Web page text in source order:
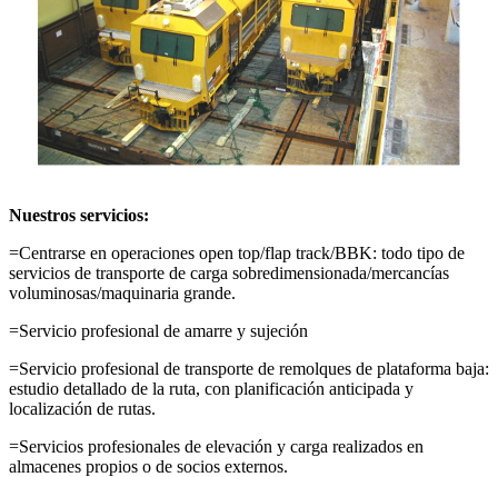
Nuestros servicios:
=Centrarse en operaciones open top/flap track/BBK: todo tipo de
servicios de transporte de carga sobredimensionada/mercancías
voluminosas/maquinaria grande.
=Servicio profesional de amarre y sujeción
=Servicio profesional de transporte de remolques de plataforma baja:
estudio detallado de la ruta, con planificación anticipada y
localización de rutas.
=Servicios profesionales de elevación y carga realizados en
almacenes propios o de socios externos.